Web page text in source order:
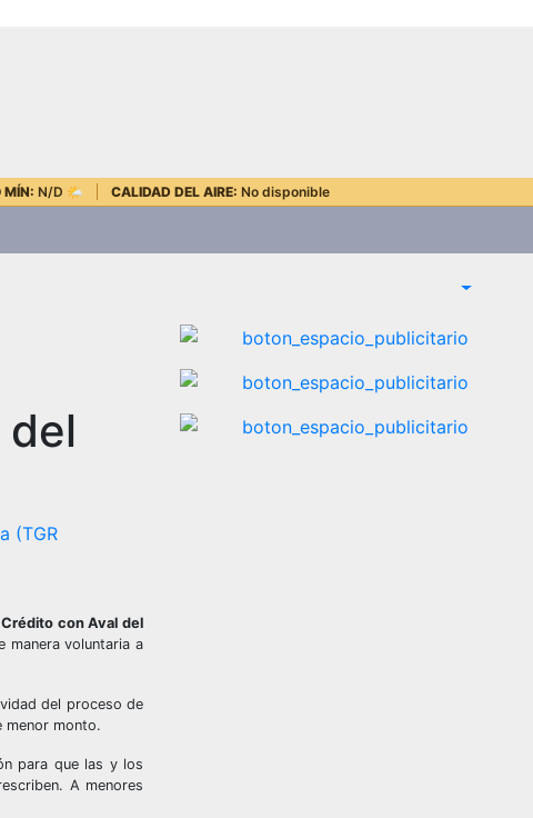
MÍN: N/D 🌤️ CALIDAD DEL AIRE: No disponible
(TGR
Crédito con Aval del
manera voluntaria a
del proceso de
menor monto.
para que las y los
A menores